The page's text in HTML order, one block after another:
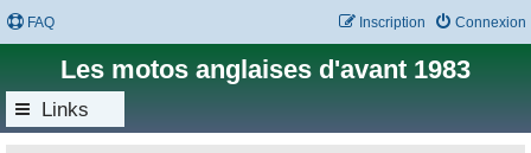
FAQ Connexion
Inscription
Les motos anglaises d'avant 1983
Links